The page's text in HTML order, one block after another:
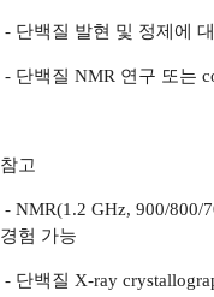
- 단백질 발현 및 정제에
- 단백질 NMR 연구 또는
참고
- NMR(1.2 GHz, 900/800/
경험 가능
- 단백질 X-ray